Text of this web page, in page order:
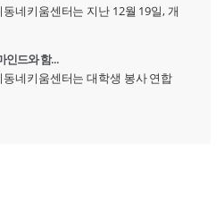
네키움센터는 지난 12월 19일, 개
인드와 함...
동네키움센터는 대학생 봉사 연합